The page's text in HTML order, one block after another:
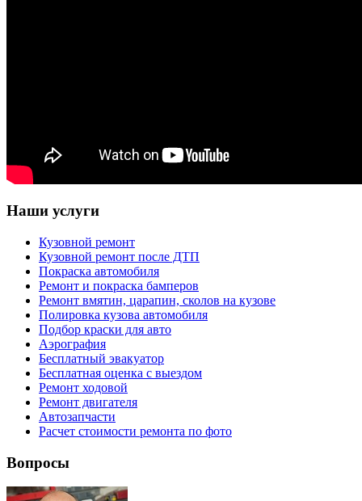
Наши услуги
Кузовной ремонт
Кузовной ремонт после ДТП
Покраска автомобиля
Ремонт и покраска бамперов
Ремонт вмятин, царапин, сколов на кузове
Полировка кузова автомобиля
Подбор краски для авто
Аэрография
Бесплатный эвакуатор
Бесплатная оценка с выездом
Ремонт ходовой
Ремонт двигателя
Автозапчасти
Расчет стоимости ремонта по фото
Вопросы